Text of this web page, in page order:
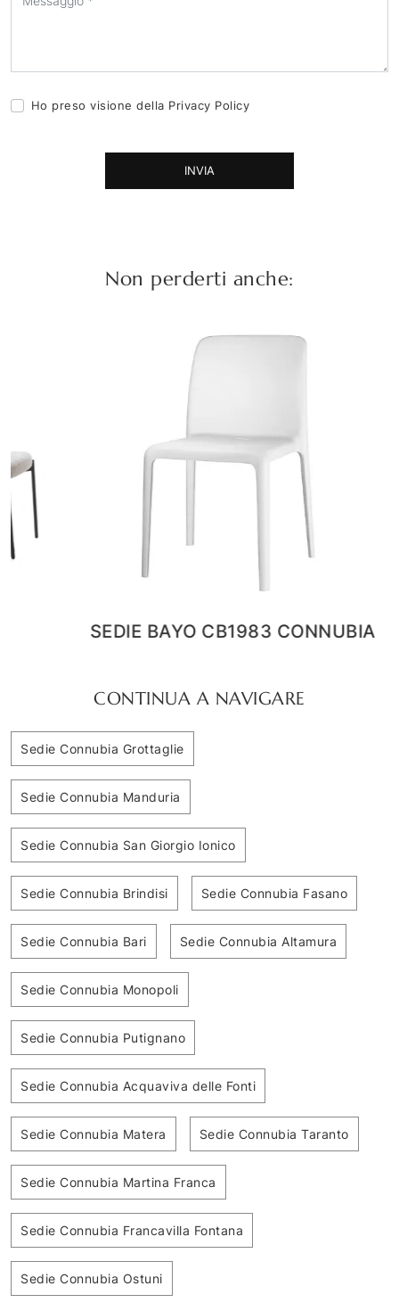
Ho preso visione della Privacy Policy
INVIA
Non perderti anche:
SEDIE BAYO CB1983 CONNUBIA
CONTINUA A NAVIGARE
Sedie Connubia Grottaglie
Sedie Connubia Manduria
Sedie Connubia San Giorgio Ionico
Sedie Connubia Brindisi Sedie Connubia Fasano
Sedie Connubia Bari Sedie Connubia Altamura
Sedie Connubia Monopoli
Sedie Connubia Putignano
Sedie Connubia Acquaviva delle Fonti
Sedie Connubia Matera Sedie Connubia Taranto
Sedie Connubia Martina Franca
Sedie Connubia Francavilla Fontana
Sedie Connubia Ostuni